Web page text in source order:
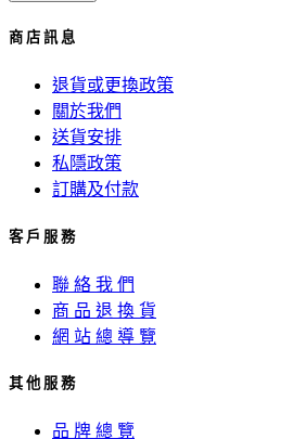
商 店 訊 息
退貨或更換政策
關於我們
送貨安排
私隱政策
訂購及付款
客 戶 服 務
聯 絡 我 們
商 品 退 換 貨
網 站 總 導 覽
其 他 服 務
品 牌 總 覽